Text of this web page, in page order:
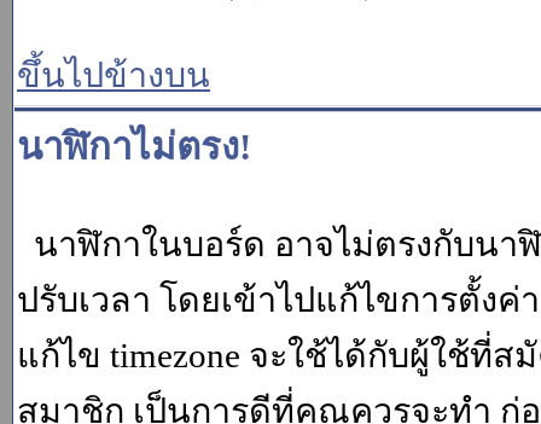
ขึ้นไปข้างบน
นาฬิกาไม่ตรง!
นาฬิกาในบอร์ด อาจไม่ตรงกับน
ปรับเวลา โดยเข้าไปแก้ไขการตั้ง
แก้ไข timezone จะใช้ได้กับผู้ใช้ที่
สมาชิก เป็นการดีที่คุณควรจะทำ